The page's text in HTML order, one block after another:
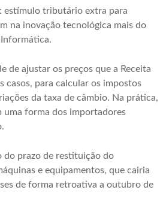
estímulo tributário extra para
na inovação tecnológica mais do
de ajustar os preços que a Receita
casos, para calcular os impostos
da taxa de câmbio. Na prática,
uma forma dos importadores
do prazo de restituição do
e equipamentos, que cairia
de forma retroativa a outubro de